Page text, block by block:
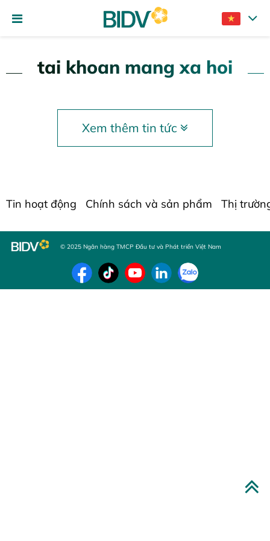
tai khoan mang xa hoi
Xem thêm tin tức
Tin hoạt động Chính sách và sản phẩm Thị
© 2025 Ngân hàng TMCP Đầu tư và Phát triển Việt Nam